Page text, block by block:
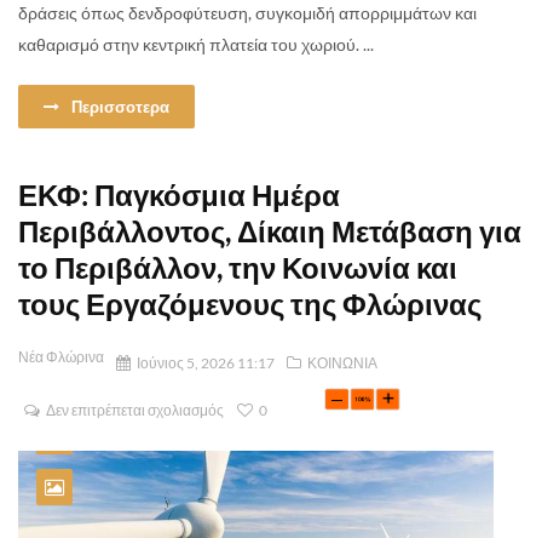
δράσεις όπως δενδροφύτευση, συγκομιδή απορριμμάτων και
καθαρισμό στην κεντρική πλατεία του χωριού. ...
Περισσοτερα
ΕΚΦ: Παγκόσμια Ημέρα
Περιβάλλοντος, Δίκαιη Μετάβαση για
το Περιβάλλον, την Κοινωνία και
τους Εργαζόμενους της Φλώρινας
Νέα Φλώρινα Ιούνιος 5, 2026 11:17 ΚΟΙΝΩΝΙΑ
Δεν επιτρέπεται σχολιασμός 0